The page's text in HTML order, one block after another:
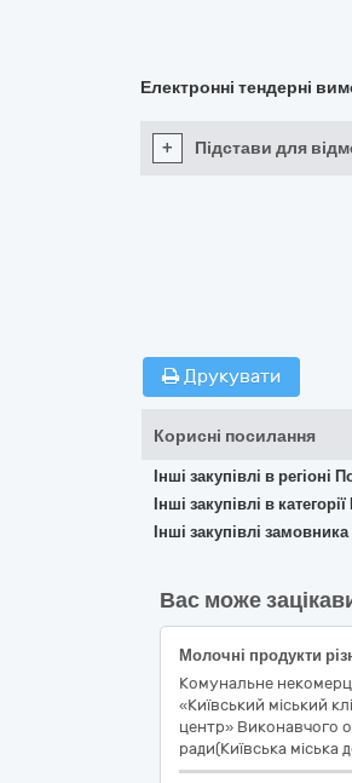
Електронні тендерні
+ Підстави для
Друкувати
Корисні посилання
Інші закупівлі в регіоні
Інші закупівлі в
Інші закупівлі
Вас може
Молочні продукти
Комунальне
«Київський міський
центр» Виконавчого
ради(Київська міська